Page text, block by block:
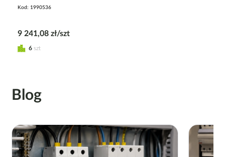
Kod 1990536
9 241,08 zł/szt
6 szt
Blog